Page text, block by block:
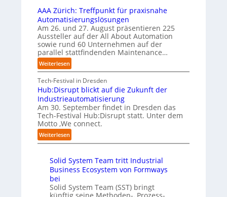
s
b
i
d
u
g
s
s
t
l
l
l
e
b
i
e
r
u
n
g
a
n
“
a
r
t
e
t
B
i
e
t
e
r
v
e
r
f
a
h
e
n
ü
r
f
t
e
f
a
n
c
h
w
a
b
z
u
m
o
-
E
t
e
r
n
e
h
e
n
w
o
l
l
e
n
R
h
e
z
AAA Zürich: Treffpunkt für praxisnahe
Automatisierungslösungen
Am 26. und 27. August präsentieren 225
Aussteller auf der All About Automation
sowie rund 60 Unternehmen auf der
parallel stattfindenden Maintenance…
Weiterlesen:
A
A
A
Z
ü
r
i
c
h
T
r
e
f
Tech-Festival in Dresden
Hub:Disrupt blickt auf die Zukunft der
Industrieautomatisierung
Am 30. September findet in Dresden das
Tech-Festival Hub:Disrupt statt. Unter dem
Motto ‚We connect.
Weiterlesen:
H
b
:
i
s
Solid System Team tritt Industrial
Business Ecosystem von Formways
bei
Solid System Team (SST) bringt